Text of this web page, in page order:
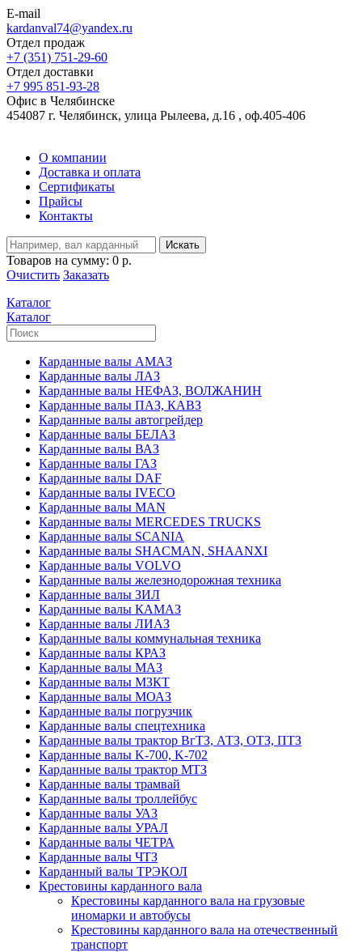
E-mail
kardanval74@yandex.ru
Отдел продаж
+7 (351) 751-29-60
Отдел доставки
+7 995 851-93-28
Офис в Челябинске
454087 г. Челябинск, улица Рылеева, д.16 , оф.405-406
О компании
Доставка и оплата
Сертификаты
Прайсы
Контакты
Искать
Товаров на сумму: 0 р.
Очистить Заказать
Каталог
Каталог
Карданные валы АМАЗ
Карданные валы ЛАЗ
Карданные валы НЕФАЗ, ВОЛЖАНИН
Карданные валы ПАЗ, КАВЗ
Карданные валы автогрейдер
Карданные валы БЕЛАЗ
Карданные валы ВАЗ
Карданные валы ГАЗ
Карданные валы DAF
Карданные валы IVECO
Карданные валы MAN
Карданные валы MERCEDES TRUCKS
Карданные валы SCANIA
Карданные валы SHACMAN, SHAANXI
Карданные валы VOLVO
Карданные валы железнодорожная техника
Карданные валы ЗИЛ
Карданные валы КАМАЗ
Карданные валы ЛИАЗ
Карданные валы коммунальная техника
Карданные валы КРАЗ
Карданные валы МАЗ
Карданные валы МЗКТ
Карданные валы МОАЗ
Карданные валы погрузчик
Карданные валы спецтехника
Карданные валы трактор ВгТЗ, АТЗ, ОТЗ, ПТЗ
Карданные валы K-700, K-702
Карданные валы трактор МТЗ
Карданные валы трамвай
Карданные валы троллейбус
Карданные валы УАЗ
Карданные валы УРАЛ
Карданные валы ЧЕТРА
Карданные валы ЧТЗ
Карданный валы ТРЭКОЛ
Крестовины карданного вала
Крестовины карданного вала на грузовые
иномарки и автобусы
Крестовины карданного вала на отечественный
транспорт